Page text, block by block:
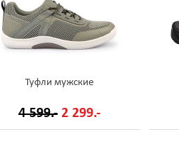
Туфли мужские
4 599.- 2 299.-